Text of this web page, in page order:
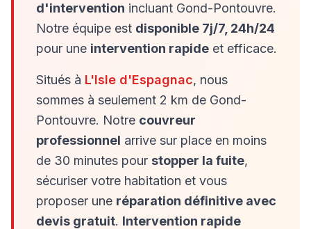
d'intervention incluant Gond-Pontouvre.
Notre équipe est disponible 7j/7, 24h/24
pour une intervention rapide et efficace.
Situés à L'Isle d'Espagnac, nous
sommes à seulement 2 km de Gond-
Pontouvre. Notre couvreur
professionnel arrive sur place en moins
de 30 minutes pour stopper la fuite,
sécuriser votre habitation et vous
proposer une réparation définitive avec
devis gratuit. Intervention rapide